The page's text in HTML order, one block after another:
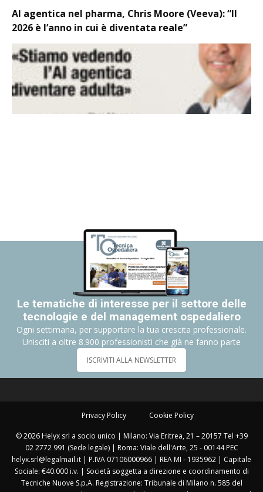
AI agentica nel pharma, Chris Moore (Veeva): “Il
2026 è l’anno in cui è diventata reale”
Le tematiche di interesse per il settore delle
tecnologie e del management ospedaliero
Ogni settimana, per supportare la tua crescita professionale.
Unisciti a oltre 8.900 professionisti che già ne fanno parte
ISCRIVITI ALLA NEWSLETTER
Privacy Policy Cookie Policy
© 2026 Helyx srl a socio unico | Milano: Via Eritrea, 21 – 20157 Tel +39
02 2772 991 (Sede legale) | Roma: Viale dell'Arte, 25 - 00144 PEC
helyx.srl@legalmail.it | P.IVA 07106000966 | REA MI - 1935962 | Capitale
Sociale: €40.000 i.v. | Società soggetta a direzione e coordinamento di
Tecniche Nuove S.p.A. Registrazione: Tribunale di Milano n. 585 del